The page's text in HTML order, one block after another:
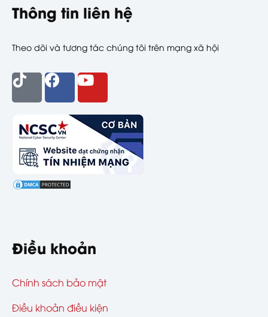
Thông tin liên hệ
Theo dõi và tương tác chúng tôi trên mạng xã hội
Điều khoản
Chính sách bảo mật
Điều khoản điều kiện